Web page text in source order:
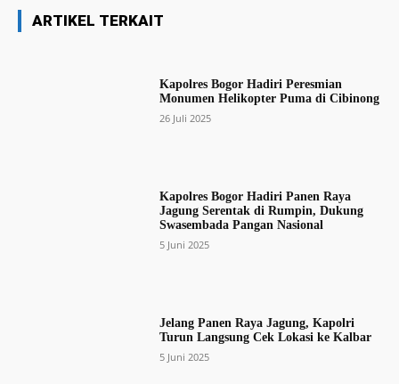
ARTIKEL TERKAIT
Kapolres Bogor Hadiri Peresmian
Monumen Helikopter Puma di Cibinong
26 Juli 2025
Kapolres Bogor Hadiri Panen Raya
Jagung Serentak di Rumpin, Dukung
Swasembada Pangan Nasional
5 Juni 2025
Jelang Panen Raya Jagung, Kapolri
Turun Langsung Cek Lokasi ke Kalbar
5 Juni 2025